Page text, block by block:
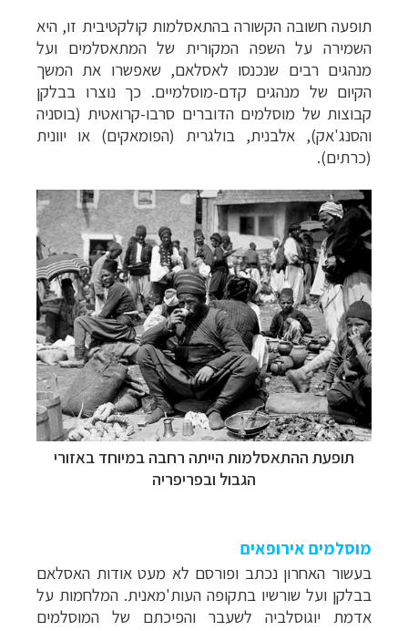
תופעה חשובה הקשורה בהתאסלמות קולקטיבית זו, היא
השמירה על השפה המקורית של המתאסלמים ועל
מנהגים רבים שנכנסו לאסלאם, שאפשרו את המשך
הקיום של מנהגים קדם-מוסלמיים. כך נוצרו בבלקן
קבוצות של מוסלמים הדוברים סרבו-קרואטית (בוסניה
והסנג'אק), אלבנית, בולגרית (הפומאקים) או יוונית
(כרתים).
תופעת ההתאסלמות הייתה רחבה במיוחד באזורי
הגבול ובפריפריה
מוסלמים אירופאים
בעשור האחרון נכתב ופורסם לא מעט אודות האסלאם
בבלקן ועל שורשיו בתקופה העות'מאנית. המלחמות על
אדמת יוגוסלביה לשעבר והפיכתם של המוסלמים